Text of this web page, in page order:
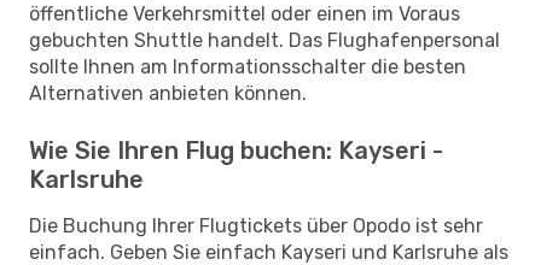
öffentliche Verkehrsmittel oder einen im Voraus
gebuchten Shuttle handelt. Das Flughafenpersonal
sollte Ihnen am Informationsschalter die besten
Alternativen anbieten können.
Wie Sie Ihren Flug buchen: Kayseri -
Karlsruhe
Die Buchung Ihrer Flugtickets über Opodo ist sehr
einfach. Geben Sie einfach Kayseri und Karlsruhe als